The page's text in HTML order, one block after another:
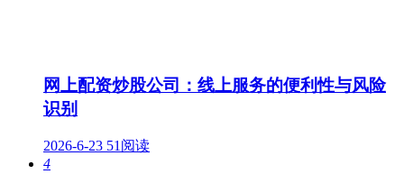
网上配资炒股公司：线上服务的便利性与风险
识别
2026-6-23 51阅读
4